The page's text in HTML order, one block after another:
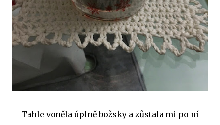
Tahle voněla úplně božsky a zůstala mi po ní